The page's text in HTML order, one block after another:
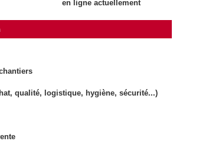
en ligne actuellement
qualité, logistique, hygiène, sécurité...)